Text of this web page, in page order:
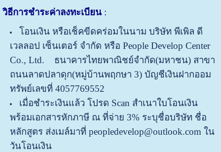
วิธีการชำระค่าลงทะเบียน:
โอนเงิน หรือเช็คขีดคร่อมในนาม บริษัท พีเพิล ดี
เวลลอป เซ็นเตอร์ จำกัด หรือ People Develop Center
Co., Ltd. ธนาคารไทยพาณิชย์จำกัด(มหาชน) สาขา
ถนนลาดปลาดุก(หมู่บ้านพฤกษา 3) บัญชีเงินฝากออม
ทรัพย์เลขที่ 4057769552
เมื่อชำระเงินแล้ว โปรด Scan สำเนาใบโอนเงิน
พร้อมเอกสารหักภาษี ณ ที่จ่าย 3% ระบุชื่อบริษัท ชื่อ
หลักสูตร ส่งเมล์มาที่ peopledevelop@outlook.com ใน
วันโอนเงิน